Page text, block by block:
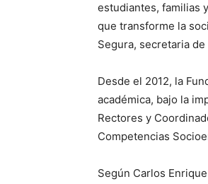
estudiantes, familias
que transforme la
Segura, secretaria
Desde el 2012, la
académica, bajo la
Rectores y
Competencias
Según Carlos